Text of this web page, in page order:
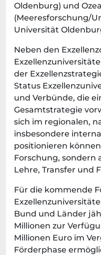
Oldenburg) und
(Meeresforschung/
Universität
Neben den
der
Status
und Verbünde, die
Gesamtstrategie
sich im regionalen,
insbesondere
positionieren
Forschung, sondern
Lehre, Transfer und
Für die kommende
Bund und Länder
Millionen zur
Millionen Euro im
Förderphase